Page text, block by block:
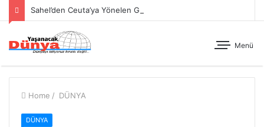
Sahel’den Ceuta’ya Yönelen Göç Dalgası
Menü
Home / DÜNYA
DÜNYA